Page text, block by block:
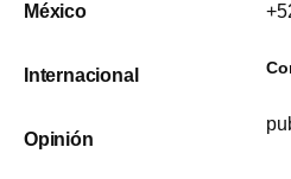
México
Internacional
Opinión